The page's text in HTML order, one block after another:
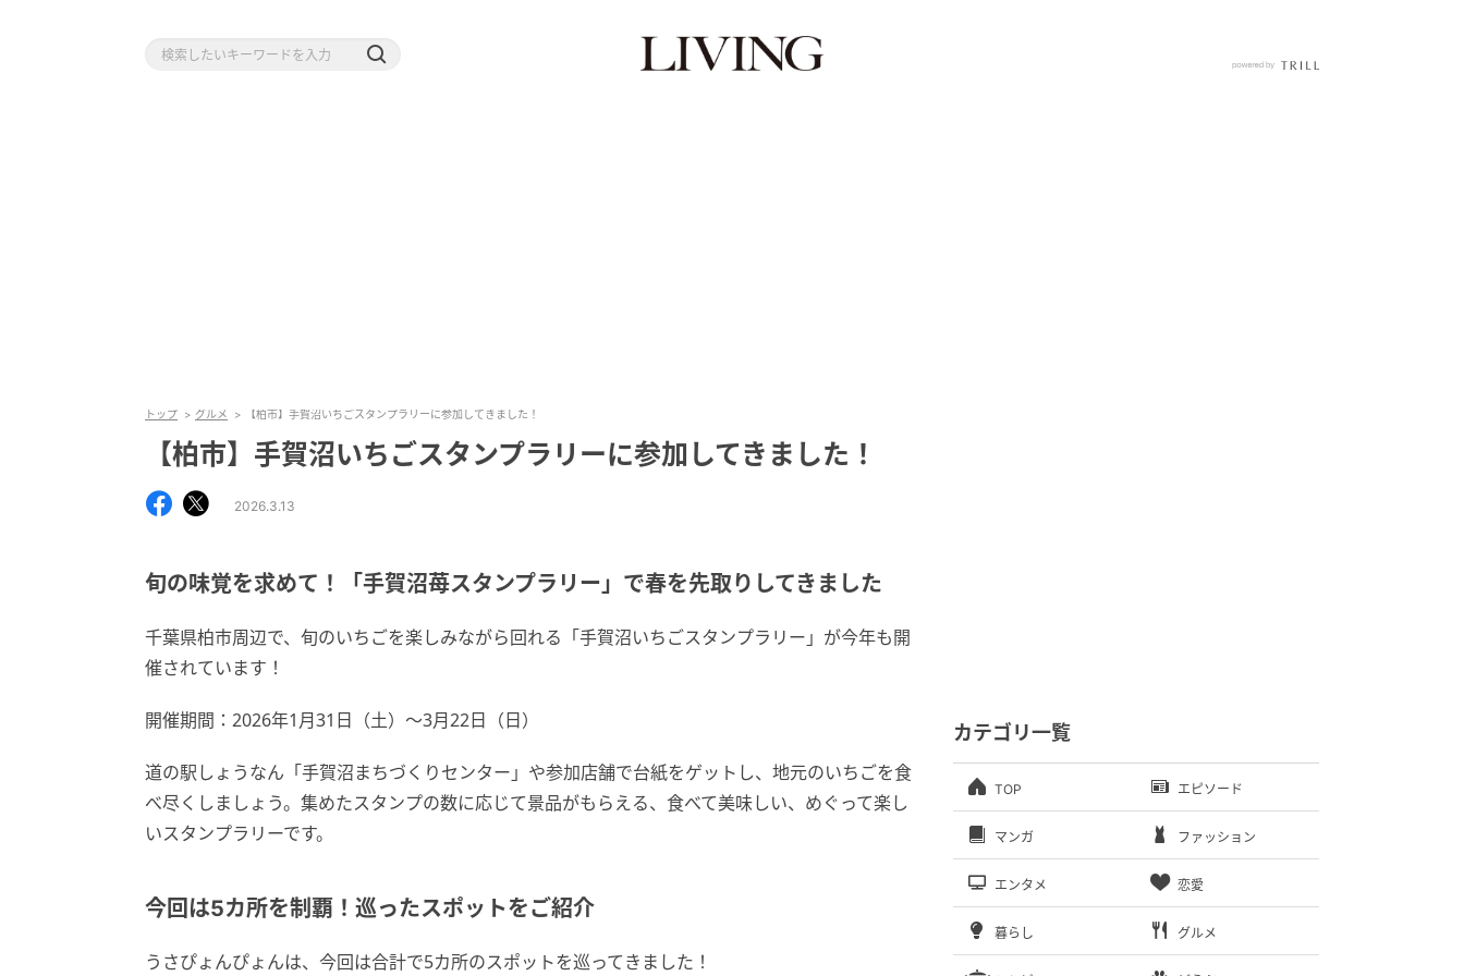
トップ グルメ 【柏市】手賀沼いちごスタンプラリーに参加してきました！
【柏市】手賀沼いちごスタンプラリーに参加してきました！
2026.3.13
旬の味覚を求めて！「手賀沼苺スタンプラリー」で春を先取りしてきました
千葉県柏市周辺で、旬のいちごを楽しみながら回れる「手賀沼いちごスタンプラリー」が今年も開
催されています！
開催期間：2026年1月31日（土）～3月22日（日）
道の駅しょうなん「手賀沼まちづくりセンター」や参加店舗で台紙をゲットし、地元のいちごを食
べ尽くしましょう。集めたスタンプの数に応じて景品がもらえる、食べて美味しい、めぐって楽し
いスタンプラリーです。
今回は5カ所を制覇！巡ったスポットをご紹介
うさぴょんぴょんは、今回は合計で5カ所のスポットを巡ってきました！
カテゴリ一覧
TOP エピソード
マンガ ファッション
エンタメ 恋愛
暮らし グルメ